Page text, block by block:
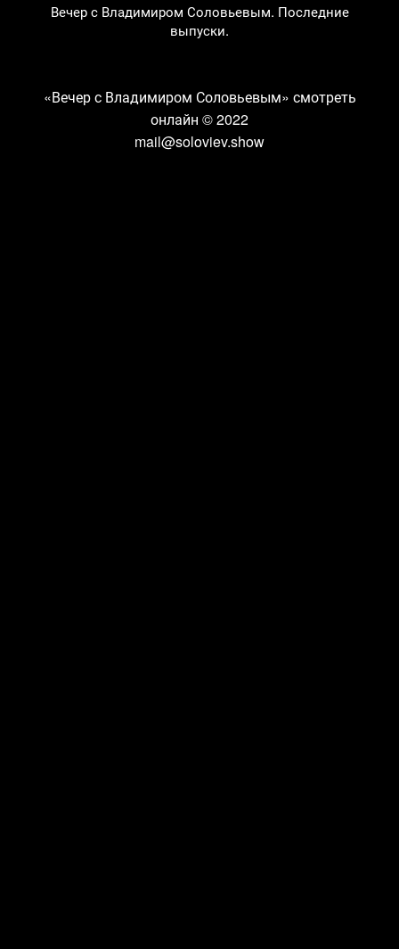
Вечер с Владимиром Соловьевым. Последние
выпуски.
«Вечер с Владимиром Соловьевым» смотреть
онлайн © 2022
mail@soloviev.show